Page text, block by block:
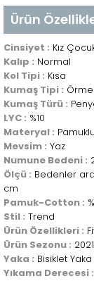
Ürün
Cinsiyet : Kız
Kalıp : Normal
Kol Tipi : Kısa
Kumaş Tipi : Örme
Kumaş Türü :
LYC : %10
Materyal :
Mevsim : Yaz
Numune Bedeni :
Ölçü : Bedenler
cm
Pamuk-Cotton :
Stil : Trend
Ürün Özellikleri :
Ürün Sezonu :
Yaka : Bisiklet Yaka
Yıkama Derecesi :